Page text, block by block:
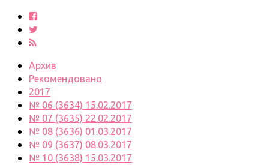
Архив
Рекомендовано
2017
№ 06 (3634) 15.02.2017
№ 07 (3635) 22.02.2017
№ 08 (3636) 01.03.2017
№ 09 (3637) 08.03.2017
№ 10 (3638) 15.03.2017